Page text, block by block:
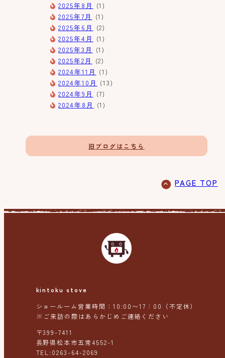
2025年8月
(1)
2025年7月
(1)
2025年6月
(2)
2025年4月
(1)
2025年3月
(1)
2025年2月
(2)
2024年11月 (1)
2024年10月 (13)
2024年9月
(7)
2024年8月
(1)
旧ブログはこちら
PAGE TOP
kintoku stove
ショールーム営業時間：10:00〜17：00（不定休）
※ご来訪の際はあらかじめご連絡ください
〒399-7411
長野県松本市五常4552-1
TEL:0263-64-2069